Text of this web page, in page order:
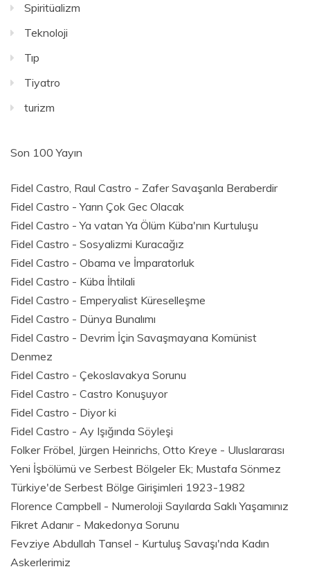
Spiritüalizm
Teknoloji
Tıp
Tiyatro
turizm
Son 100 Yayın
Fidel Castro, Raul Castro - Zafer Savaşanla Beraberdir
Fidel Castro - Yarın Çok Gec Olacak
Fidel Castro - Ya vatan Ya Ölüm Küba'nın Kurtuluşu
Fidel Castro - Sosyalizmi Kuracağız
Fidel Castro - Obama ve İmparatorluk
Fidel Castro - Küba İhtilali
Fidel Castro - Emperyalist Küreselleşme
Fidel Castro - Dünya Bunalımı
Fidel Castro - Devrim İçin Savaşmayana Komünist
Denmez
Fidel Castro - Çekoslavakya Sorunu
Fidel Castro - Castro Konuşuyor
Fidel Castro - Diyor ki
Fidel Castro - Ay Işığında Söyleşi
Folker Fröbel, Jürgen Heinrichs, Otto Kreye - Uluslararası
Yeni İşbölümü ve Serbest Bölgeler Ek; Mustafa Sönmez
Türkiye'de Serbest Bölge Girişimleri 1923-1982
Florence Campbell - Numeroloji Sayılarda Saklı Yaşamınız
Fikret Adanır - Makedonya Sorunu
Fevziye Abdullah Tansel - Kurtuluş Savaşı'nda Kadın
Askerlerimiz